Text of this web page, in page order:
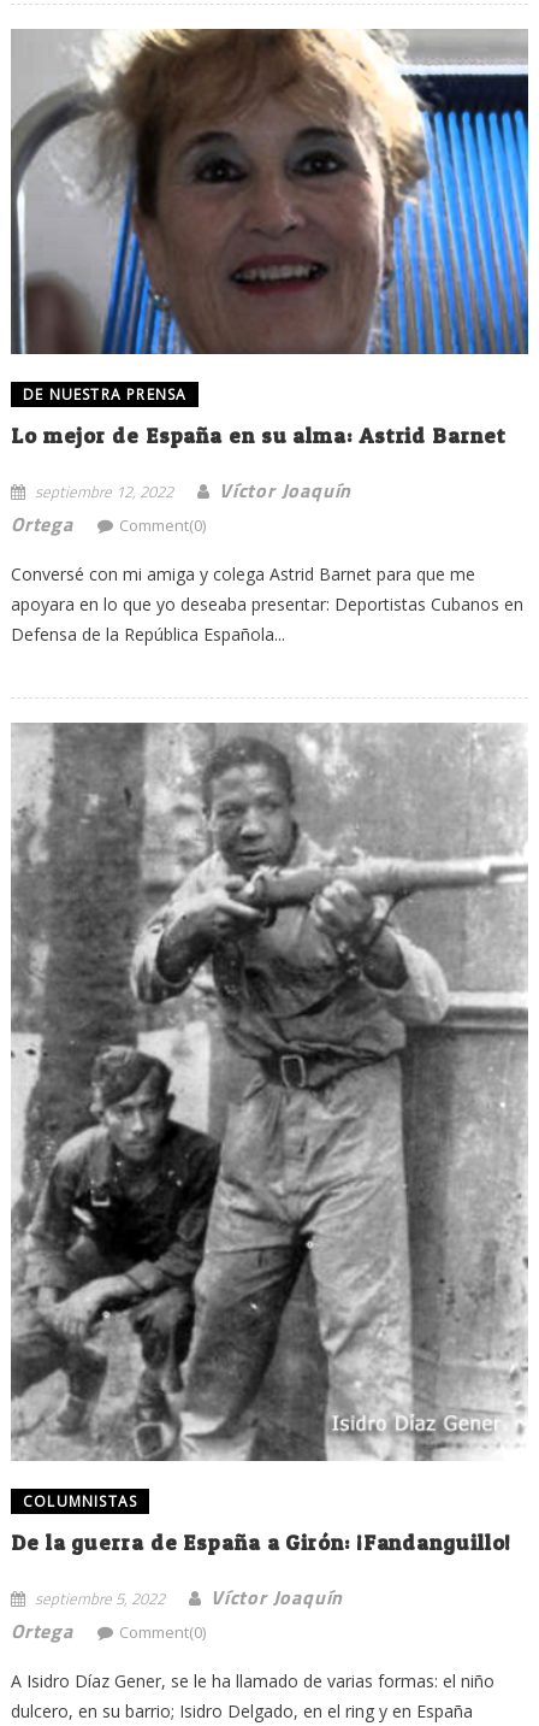
DE NUESTRA PRENSA
Lo mejor de España en su alma: Astrid Barnet
septiembre 12, 2022
Víctor Joaquín
Ortega
Comment(0)
Conversé con mi amiga y colega Astrid Barnet para que me
apoyara en lo que yo deseaba presentar: Deportistas Cubanos en
Defensa de la República Española...
COLUMNISTAS
De la guerra de España a Girón: ¡Fandanguillo!
septiembre 5, 2022
Víctor Joaquín
Ortega
Comment(0)
A Isidro Díaz Gener, se le ha llamado de varias formas: el niño
dulcero, en su barrio; Isidro Delgado, en el ring y en España